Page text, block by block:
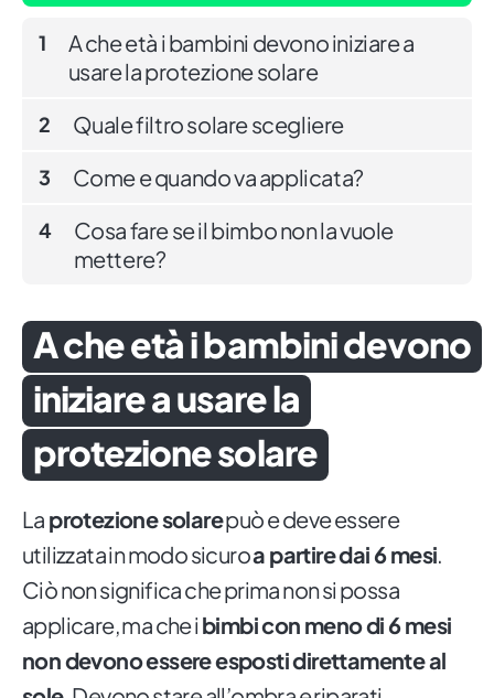
1
A che età i bambini devono iniziare a
usare la protezione solare
2 Quale filtro solare scegliere
3 Come e quando va applicata?
4
Cosa fare se il bimbo non la vuole
mettere?
A che età i bambini devono
iniziare a usare la
protezione solare
La protezione solarepuò e deve essere
utilizzata in modo sicuroa partire dai 6 mesi.
Ciò non significa che prima non si possa
applicare, ma che i bimbi con meno di 6 mesi
non devono essere esposti direttamente al